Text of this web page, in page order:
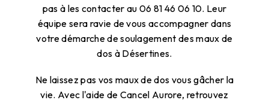
pas à les contacter au 06 81 46 06 10. Leur
équipe sera ravie de vous accompagner dans
votre démarche de soulagement des maux de
dos à Désertines.
Ne laissez pas vos maux de dos vous gâcher la
vie. Avec l'aide de Cancel Aurore, retrouvez